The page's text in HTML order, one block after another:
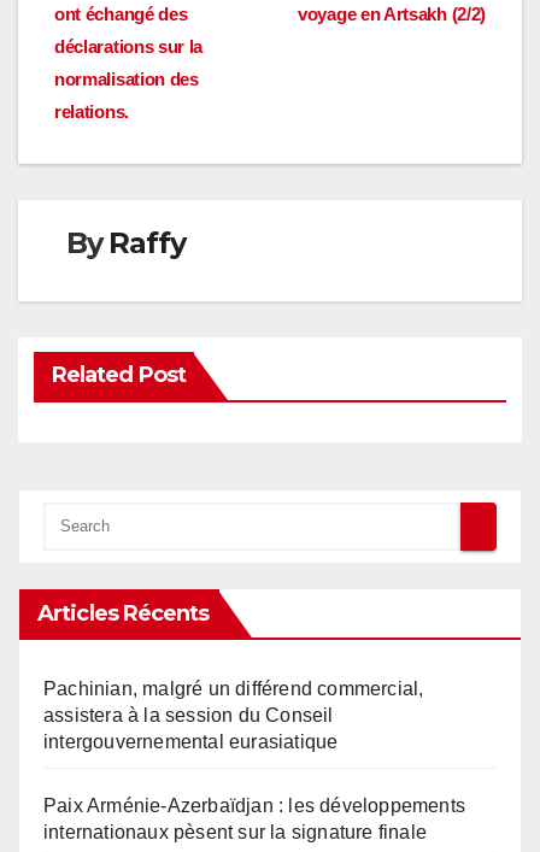
de
l’article
voyage en Artsakh (2/2)
ont échangé des
déclarations sur la
normalisation des
relations.
ByRaffy
Related Post
Articles Récents
Pachinian, malgré un différend commercial,
assistera à la session du Conseil
intergouvernemental eurasiatique
Paix Arménie-Azerbaïdjan : les développements
internationaux pèsent sur la signature finale